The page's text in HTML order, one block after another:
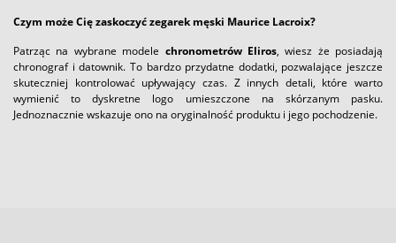
Czym może Cię zaskoczyć zegarek męski Maurice Lacroix?
Patrząc na wybrane modele chronometrów Eliros, wiesz że posiadają
chronograf i datownik. To bardzo przydatne dodatki, pozwalające jeszcze
skuteczniej kontrolować upływający czas. Z innych detali, które warto
wymienić to dyskretne logo umieszczone na skórzanym pasku.
Jednoznacznie wskazuje ono na oryginalność produktu i jego pochodzenie.